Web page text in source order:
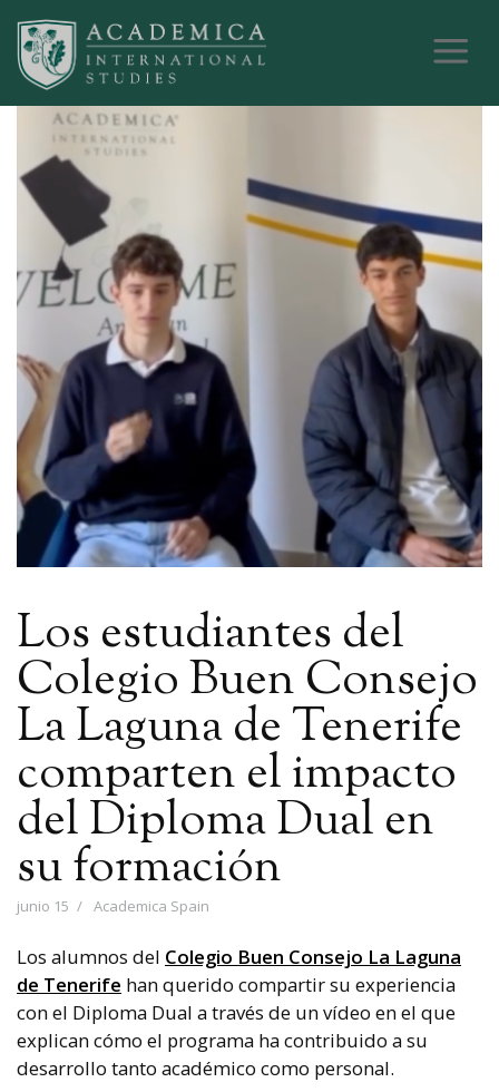
Los estudiantes del
Colegio Buen Consejo
La Laguna de Tenerife
comparten el impacto
del Diploma Dual en
su formación
junio 15 Academica Spain
Los alumnos del Colegio Buen Consejo La Laguna
de Tenerife han querido compartir su experiencia
con el Diploma Dual a través de un vídeo en el que
explican cómo el programa ha contribuido a su
desarrollo tanto académico como personal.